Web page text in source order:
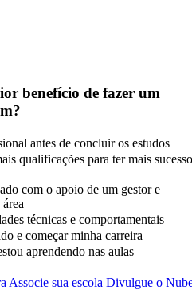
benefício de fazer um
antes de concluir os estudos
qualificações para ter mais sucesso
com o apoio de um gestor e
técnicas e comportamentais
e começar minha carreira
aprendendo nas aulas
Associe sua escola Divulgue o